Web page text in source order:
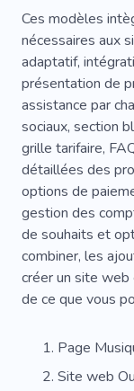
Ces modèles
nécessaires aux
adaptatif,
présentation de
assistance par
sociaux, section
grille tarifaire,
détaillées des
options de
gestion des
de souhaits et
combiner, les
créer un site
de ce que vous
Page
Site web